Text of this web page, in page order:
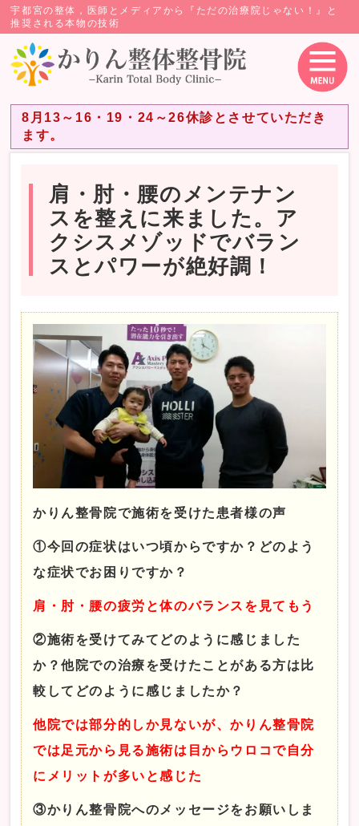
宇都宮の整体，医師とメディアから『ただの治療院じゃない！』と
推奨される本物の技術
8月13～16・19・24～26休診とさせていただき
ます。
肩・肘・腰のメンテナン
スを整えに来ました。ア
クシスメゾッドでバラン
スとパワーが絶好調！
かりん整骨院で施術を受けた患者様の声
①今回の症状はいつ頃からですか？どのよう
な症状でお困りですか？
肩・肘・腰の疲労と体のバランスを見てもう
②施術を受けてみてどのように感じました
か？他院での治療を受けたことがある方は比
較してどのように感じましたか？
他院では部分的しか見ないが、かりん整骨院
では足元から見る施術は目からウロコで自分
にメリットが多いと感じた
③かりん整骨院へのメッセージをお願いしま